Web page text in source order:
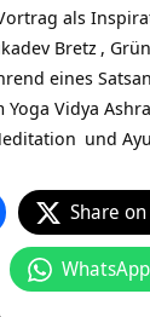
als
Bretz,
eines
Vidya
und
Share on
WhatsApp